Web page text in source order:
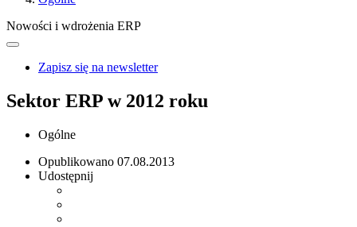
Nowości i wdrożenia ERP
Zapisz się na newsletter
Sektor ERP w 2012 roku
Ogólne
Opublikowano 07.08.2013
Udostępnij